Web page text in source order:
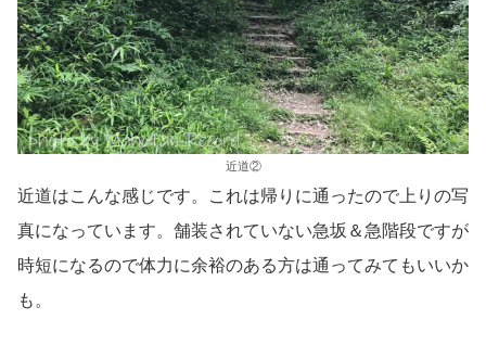
近道②
近道はこんな感じです。これは帰りに通ったので上りの写
真になっています。舗装されていない急坂＆急階段ですが
時短になるので体力に余裕のある方は通ってみてもいいか
も。